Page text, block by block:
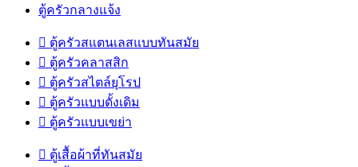
ตู้ครัวกลางแจ้ง
 ตู้ครัวสแตนเลสแบบทันสมัย
 ตู้ครัวคลาสสิก
 ตู้ครัวสไตล์ยุโรป
 ตู้ครัวแบบดั้งเดิม
 ตู้ครัวแบบเขย่า
 ตู้เสื้อผ้าที่ทันสมัย